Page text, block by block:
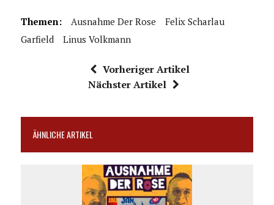
Themen: Ausnahme Der Rose
Felix Scharlau
Garfield
Linus Volkmann
Vorheriger Artikel
Nächster Artikel
ÄHNLICHE ARTIKEL